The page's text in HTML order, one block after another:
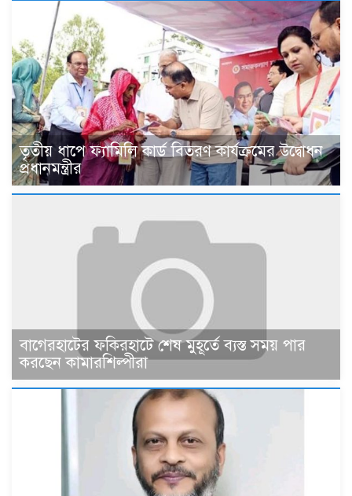
তৃতীয় ধাপে ফ্যামিলি কার্ড বিতরণ কার্যক্রমের উদ্বোধন
প্রধানমন্ত্রীর
বাগেরহাটের ফকিরহাটে শেষ মুহূর্তে ব্যস্ত সময় পার
করছেন কামারশিল্পীরা